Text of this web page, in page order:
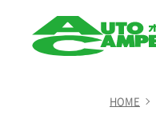
キャンパー）
HOME